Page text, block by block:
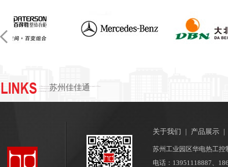
苏州佳佳通
关于我们 产品展示
苏州工业园区华电热工
电话：13951118887、